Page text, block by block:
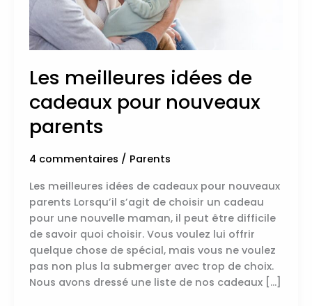
Les meilleures idées de
cadeaux pour nouveaux
parents
4 commentaires / Parents
Les meilleures idées de cadeaux pour nouveaux
parents Lorsqu’il s’agit de choisir un cadeau
pour une nouvelle maman, il peut être difficile
de savoir quoi choisir. Vous voulez lui offrir
quelque chose de spécial, mais vous ne voulez
pas non plus la submerger avec trop de choix.
Nous avons dressé une liste de nos cadeaux […]